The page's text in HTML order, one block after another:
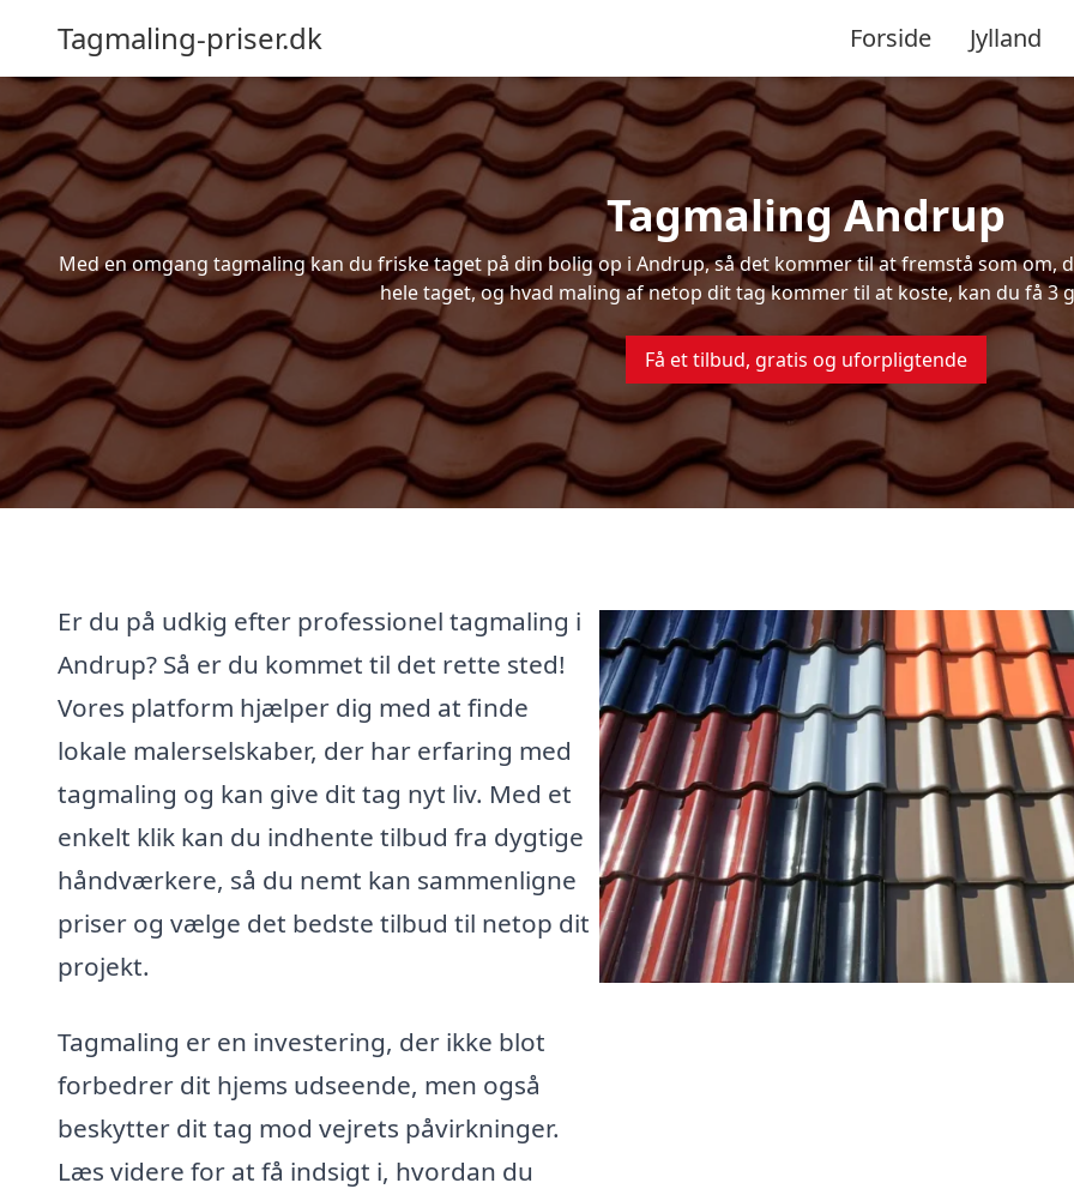
Tagmaling-priser.dk Forside Jylland
Tagmaling Andrup
Med en omgang tagmaling kan du friske taget på din bolig op i Andrup, så det kommer til at fremstå som
hele taget, og hvad maling af netop dit tag kommer til at koste, kan du få 3
Få et tilbud, gratis og uforpligtende
Er du på udkig efter professionel tagmaling i
Andrup? Så er du kommet til det rette sted!
Vores platform hjælper dig med at finde
lokale malerselskaber, der har erfaring med
tagmaling og kan give dit tag nyt liv. Med et
enkelt klik kan du indhente tilbud fra dygtige
håndværkere, så du nemt kan sammenligne
priser og vælge det bedste tilbud til netop dit
projekt.
Tagmaling er en investering, der ikke blot
forbedrer dit hjems udseende, men også
beskytter dit tag mod vejrets påvirkninger.
Læs videre for at få indsigt i, hvordan du